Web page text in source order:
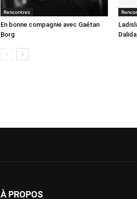
Rencontres
En bonne compagnie avec Gaétan
Borg
À PROPOS